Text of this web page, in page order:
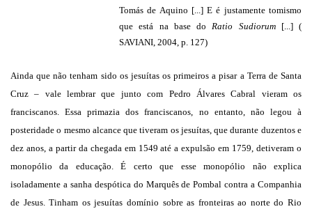
Tomás de Aquino [...] E é justamente tomismo
que está na base do Ratio Sudiorum[...] (
SAVIANI, 2004, p. 127)
Ainda que não tenham sido os jesuítas os primeiros a pisar a Terra de Santa
Cruz – vale lembrar que junto com Pedro Álvares Cabral vieram os
franciscanos. Essa primazia dos franciscanos, no entanto, não legou à
posteridade o mesmo alcance que tiveram os jesuítas, que durante duzentos e
dez anos, a partir da chegada em 1549 até a expulsão em 1759, detiveram o
monopólio da educação. É certo que esse monopólio não explica
isoladamente a sanha despótica do Marquês de Pombal contra a Companhia
de Jesus. Tinham os jesuítas domínio sobre as fronteiras ao norte do Rio